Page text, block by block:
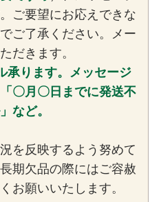
ご要望にお応えできな
ご了承ください。メー
だきます。
承ります。メッセージ
〇月〇日までに発送不
など。
を反映するよう努めて
期欠品の際にはご容赦
お願いいたします。